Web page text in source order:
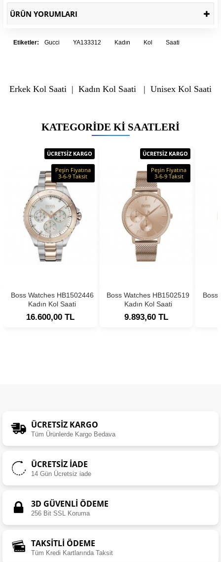
ÜRÜN YORUMLARI
Etiketler: Gucci YA133312 Kadın Kol Saati
Erkek Kol Saati| Kadın Kol Saati| Unisex Kol Saati
KATEGORIDE KI SAATLERI
ÜCRETSİZ KARGO
Peşin Fiyatına
3-6-9 Taksit
Boss Watches HB1502446
Kadın Kol Saati
16.600,00 TL
ÜCRETSİZ KARGO
Peşin Fiyatına
3-6-9 Taksit
Boss Watches HB1502519
Kadın Kol Saati
9.893,60 TL
Boss
ÜCRETSIZ KARGO
Tüm Ürünlerde Kargo Bedava
ÜCRETSIZ İADE
14 Gün Ücretsiz iade
3D GÜVENLİ ÖDEME
256 Bit SSL Koruma
TAKSİTLİ ÖDEME
Tüm Kredi Kartlarında Taksit